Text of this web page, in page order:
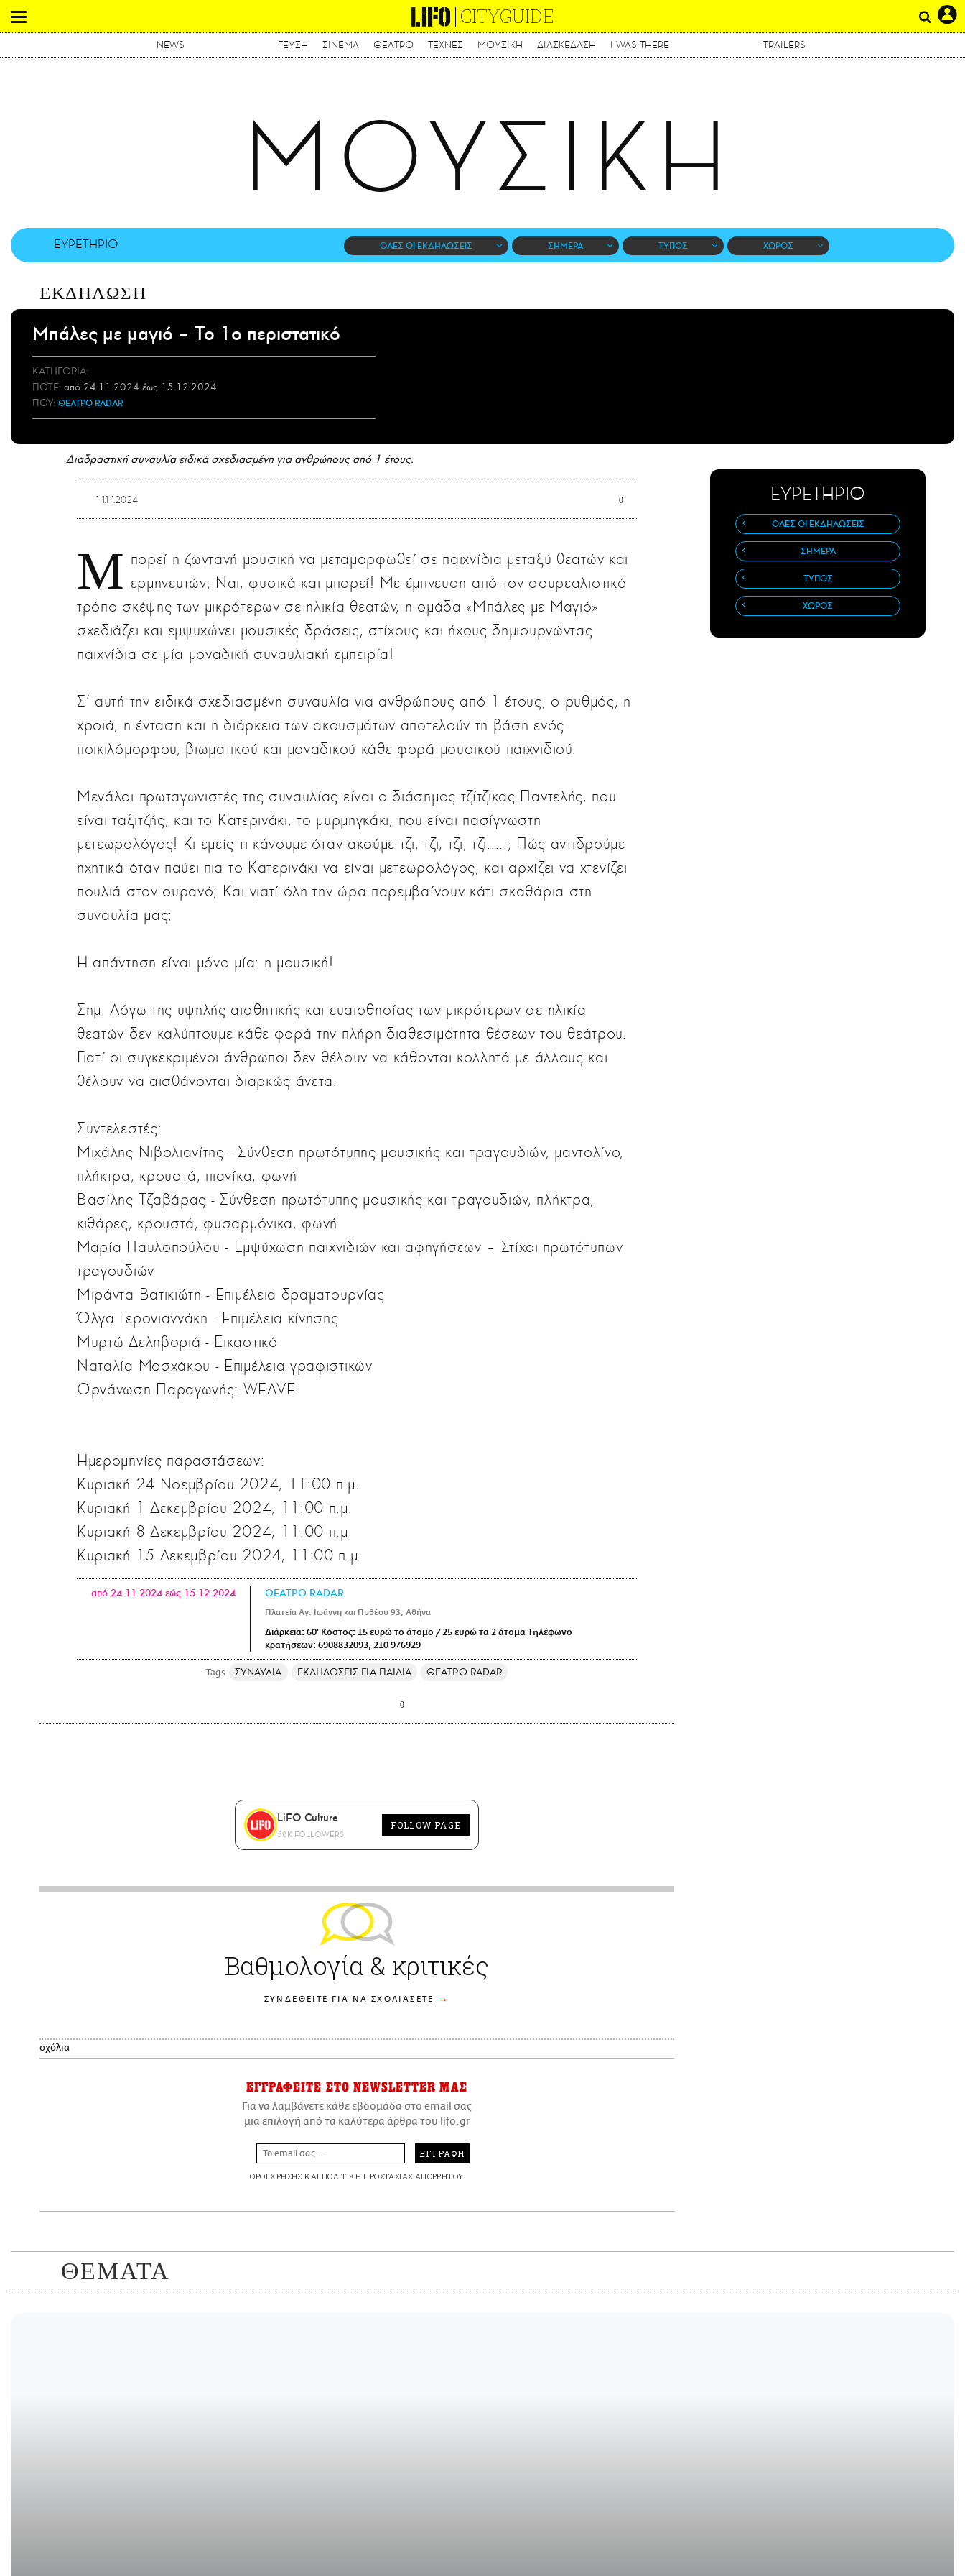
CITYGUIDE
NEWS ΓΕΥΣΗ ΣΙΝΕΜΑ ΘΕΑΤΡΟ ΤΕΧΝΕΣ ΜΟΥΣΙΚΗ ΔΙΑΣΚΕΔΑΣΗ I WAS THERE TRAILERS
ΜΟΥΣΙΚΗ
ΕΥΡΕΤΗΡΙΟ ΟΛΕΣ ΟΙ ΕΚΔΗΛΩΣΕΙΣ ΣΗΜΕΡΑ ΤΥΠΟΣ ΧΩΡΟΣ
ΕΚΔΗΛΩΣΗ
Μπάλες με μαγιό – To 1ο περιστατικό
ΚΑΤΗΓΟΡΙΑ:
ΠΟΤΕ: από 24.11.2024 έως 15.12.2024
ΠΟΥ: ΘΕΑΤΡΟ RADAR
Διαδραστική συναυλία ειδικά σχεδιασμένη για ανθρώπους από 1 έτους.
11.11.2024 0
Μ πορεί η ζωντανή μουσική να μεταμορφωθεί σε παιχνίδια μεταξύ θεατών και
ερμηνευτών; Ναι, φυσικά και μπορεί! Με έμπνευση από τον σουρεαλιστικό
τρόπο σκέψης των μικρότερων σε ηλικία θεατών, η ομάδα «Μπάλες με Μαγιό»
σχεδιάζει και εμψυχώνει μουσικές δράσεις, στίχους και ήχους δημιουργώντας
παιχνίδια σε μία μοναδική συναυλιακή εμπειρία!
Σ’ αυτή την ειδικά σχεδιασμένη συναυλία για ανθρώπους από 1 έτους, ο ρυθμός, η
χροιά, η ένταση και η διάρκεια των ακουσμάτων αποτελούν τη βάση ενός
ποικιλόμορφου, βιωματικού και μοναδικού κάθε φορά μουσικού παιχνιδιού.
Μεγάλοι πρωταγωνιστές της συναυλίας είναι ο διάσημος τζίτζικας Παντελής, που
είναι ταξιτζής, και το Κατερινάκι, το μυρμηγκάκι, που είναι πασίγνωστη
μετεωρολόγος! Κι εμείς τι κάνουμε όταν ακούμε τζι, τζι, τζι, τζι.....; Πώς αντιδρούμε
ηχητικά όταν παύει πια το Κατερινάκι να είναι μετεωρολόγος, και αρχίζει να χτενίζει
πουλιά στον ουρανό; Και γιατί όλη την ώρα παρεμβαίνουν κάτι σκαθάρια στη
συναυλία μας;
Η απάντηση είναι μόνο μία: η μουσική!
Σημ: Λόγω της υψηλής αισθητικής και ευαισθησίας των μικρότερων σε ηλικία
θεατών δεν καλύπτουμε κάθε φορά την πλήρη διαθεσιμότητα θέσεων του θεάτρου.
Γιατί οι συγκεκριμένοι άνθρωποι δεν θέλουν να κάθονται κολλητά με άλλους και
θέλουν να αισθάνονται διαρκώς άνετα.
Συντελεστές:
Μιχάλης Νιβολιανίτης - Σύνθεση πρωτότυπης μουσικής και τραγουδιών, μαντολίνο,
πλήκτρα, κρουστά, πιανίκα, φωνή
Βασίλης Τζαβάρας - Σύνθεση πρωτότυπης μουσικής και τραγουδιών, πλήκτρα,
κιθάρες, κρουστά, φυσαρμόνικα, φωνή
Μαρία Παυλοπούλου - Εμψύχωση παιχνιδιών και αφηγήσεων – Στίχοι πρωτότυπων
τραγουδιών
Μιράντα Βατικιώτη - Επιμέλεια δραματουργίας
Όλγα Γερογιαννάκη - Επιμέλεια κίνησης
Μυρτώ Δεληβοριά - Εικαστικό
Ναταλία Μοσχάκου - Επιμέλεια γραφιστικών
Οργάνωση Παραγωγής: WEAVE
Ημερoμηνίες παραστάσεων:
Κυριακή 24 Νοεμβρίου 2024, 11:00 π.μ.
Κυριακή 1 Δεκεμβρίου 2024, 11:00 π.μ.
Κυριακή 8 Δεκεμβρίου 2024, 11:00 π.μ.
Κυριακή 15 Δεκεμβρίου 2024, 11:00 π.μ.
ΘΕΑΤΡΟ RADAR
Πλατεία Αγ. Ιωάννη και Πυθέου 93, Αθήνα
Διάρκεια: 60’ Κόστος: 15 ευρώ το άτομο / 25 ευρώ τα 2 άτομα Τηλέφωνο
κρατήσεων: 6908832093, 210 976929
από 24.11.2024 εώς 15.12.2024
ΣΥΝΑΥΛΙΑ ΕΚΔΗΛΩΣΕΙΣ ΓΙΑ ΠΑΙΔΙΑ ΘΕΑΤΡΟ RADAR
0
LiFO Culture
58K FOLLOWERS
FOLLOW PAGE
Βαθμολογία & κριτικές
ΣΥΝΔΕΘΕΙΤΕ ΓΙΑ ΝΑ ΣΧΟΛΙΑΣΕΤΕ
σχόλια
ΕΓΓΡΑΦΕΙΤΕ ΣΤΟ NEWSLETTER ΜΑΣ
Για να λαμβάνετε κάθε εβδομάδα στο email σας
μια επιλογή από τα καλύτερα άρθρα του lifo.gr
ΕΓΓΡΑΦΗ
ΟΡΟΙ ΧΡΗΣΗΣ ΚΑΙ ΠΟΛΙΤΙΚΗ ΠΡΟΣΤΑΣΙΑΣ ΑΠΟΡΡΗΤΟΥ
ΕΥΡΕΤΗΡΙΟ
ΟΛΕΣ ΟΙ ΕΚΔΗΛΩΣΕΙΣ
ΣΗΜΕΡΑ
ΤΥΠΟΣ
ΧΩΡΟΣ
ΘΕΜΑΤΑ